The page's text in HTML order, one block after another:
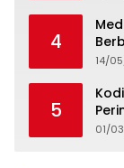
4
14/
5
01/